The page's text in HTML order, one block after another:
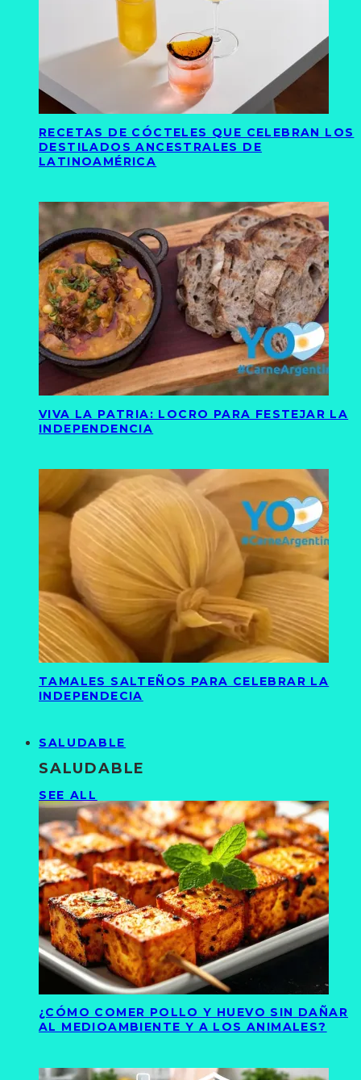
RECETAS DE CÓCTELES QUE CELEBRAN LOS
DESTILADOS ANCESTRALES DE
LATINOAMÉRICA
VIVA LA PATRIA: LOCRO PARA FESTEJAR LA
INDEPENDENCIA
TAMALES SALTEÑOS PARA CELEBRAR LA
INDEPENDECIA
SALUDABLE
SALUDABLE
SEE ALL
¿CÓMO COMER POLLO Y HUEVO SIN DAÑAR
AL MEDIOAMBIENTE Y A LOS ANIMALES?